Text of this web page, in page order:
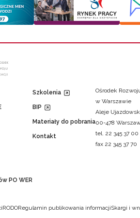
PO WER
Szkolenia
BIP
Materiały do pobrania
Kontakt
Ośrodek
w Warszawie
Aleje
00-478
tel. 22 345 37 00
fax 22 345 37 70
RODORegulamin publikowania informacjiSkargi i